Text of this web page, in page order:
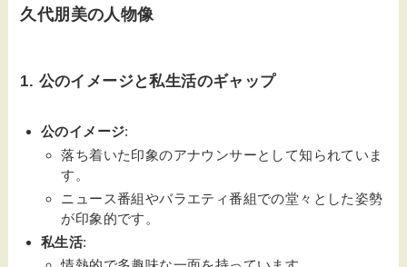
久代朋美の人物像
1. 公のイメージと私生活のギャップ
公のイメージ:
落ち着いた印象のアナウンサーとして知られていま
す。
ニュース番組やバラエティ番組での堂々とした姿勢
が印象的です。
私生活: